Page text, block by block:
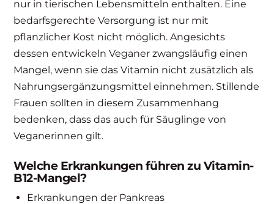
nur in tierischen Lebensmitteln enthalten. Eine
bedarfsgerechte Versorgung ist nur mit
pflanzlicher Kost nicht möglich. Angesichts
dessen entwickeln Veganer zwangsläufig einen
Mangel, wenn sie das Vitamin nicht zusätzlich als
Nahrungsergänzungsmittel einnehmen. Stillende
Frauen sollten in diesem Zusammenhang
bedenken, dass das auch für Säuglinge von
Veganerinnen gilt.
Welche Erkrankungen führen zu Vitamin-
B12-Mangel?
Erkrankungen der Pankreas